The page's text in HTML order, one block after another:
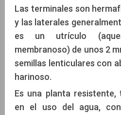
Las terminales son
y las laterales
es un utrículo
membranoso) de unos 2
semillas lenticulares con
harinoso.
Es una planta
en el uso del agua,